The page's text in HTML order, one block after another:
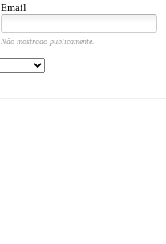
Email
Não mostrado publicamente.